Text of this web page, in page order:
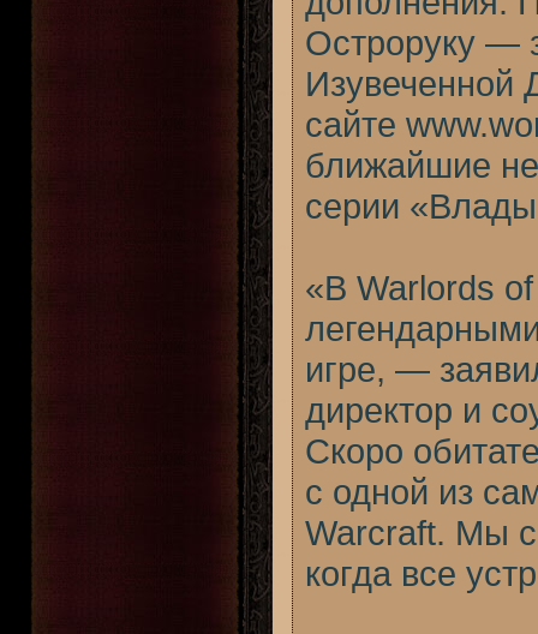
Остроруку —
Изувеченной
сайте
ближайшие
серии
«В Warlords
игре, —
директор и
Скоро
с одной из
Warcraft. Мы
когда все